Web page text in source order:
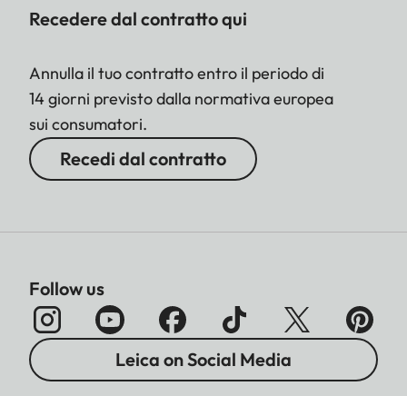
Recedere dal contratto qui
Annulla il tuo contratto entro il periodo di
14 giorni previsto dalla normativa europea
sui consumatori.
Recedi dal contratto
Follow us
Leica on Social Media